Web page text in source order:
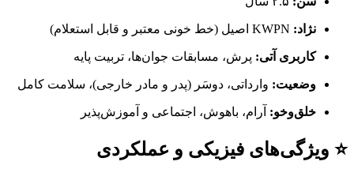
نژاد:
کاربری آتی: پرش، مسابقات جوان‌ها، تربیت پایه
وضعیت: وارداتی، دوسَر (پدر و مادر خارجی)، سلامت کامل
خلق‌وخو: آرام، باهوش، اجتماعی و آموزش‌پذیر
⭐ ویژگی‌های فیزیکی و عملکردی